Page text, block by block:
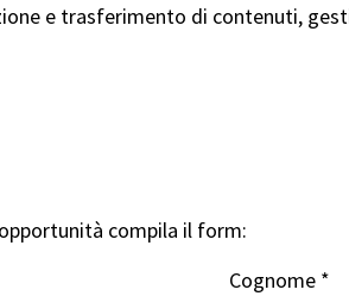
e trasferimento di contenuti,
compila il form:
Cognome *